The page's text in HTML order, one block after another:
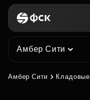
Амбер Сити
Амбер Сити Кладовые